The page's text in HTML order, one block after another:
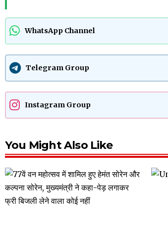
WhatsApp Channel
Telegram Group
Instagram Group
You Might Also Like